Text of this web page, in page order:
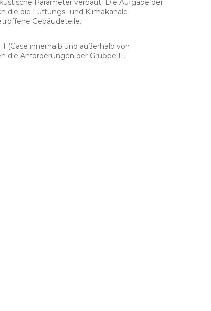
Parameter verbaut. Die Aufgabe der
die die Lüftungs- und Klimakanäle
Gebäudeteile.
(Gase innerhalb und außerhalb von
die Anforderungen der Gruppe II,